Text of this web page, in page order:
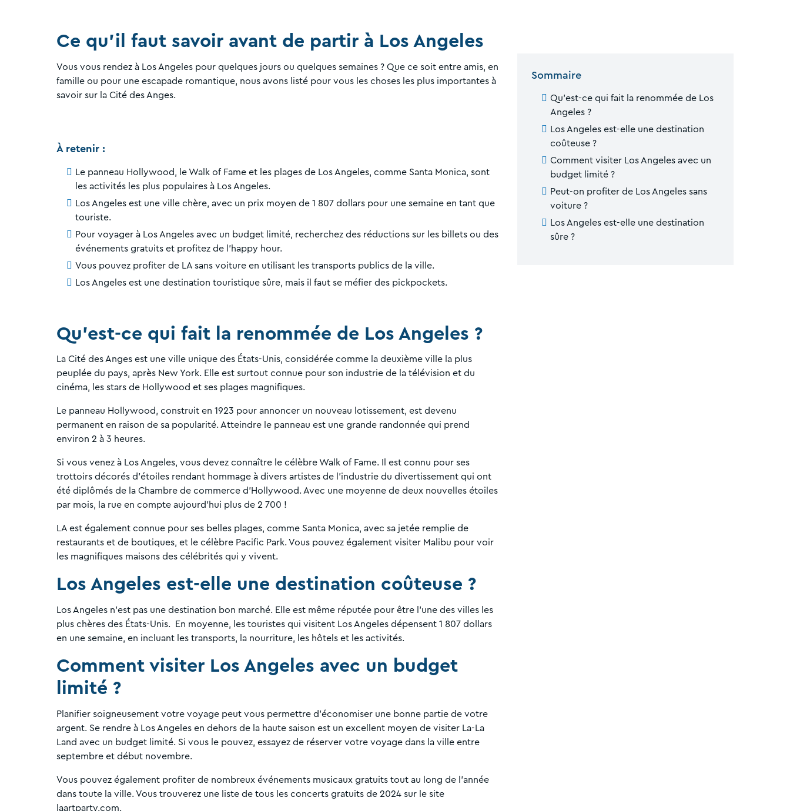
Ce qu'il faut savoir avant de partir à Los Angeles
Vous vous rendez à Los Angeles pour quelques jours ou quelques semaines ? Que ce soit entre amis, en
famille ou pour une escapade romantique, nous avons listé pour vous les choses les plus importantes à
savoir sur la Cité des Anges.
À retenir :
Le panneau Hollywood, le Walk of Fame et les plages de Los Angeles, comme Santa Monica, sont
les activités les plus populaires à Los Angeles.
Los Angeles est une ville chère, avec un prix moyen de 1 807 dollars pour une semaine en tant que
touriste.
Pour voyager à Los Angeles avec un budget limité, recherchez des réductions sur les billets ou des
événements gratuits et profitez de l'happy hour.
Vous pouvez profiter de LA sans voiture en utilisant les transports publics de la ville.
Los Angeles est une destination touristique sûre, mais il faut se méfier des pickpockets.
Qu'est-ce qui fait la renommée de Los Angeles ?
La Cité des Anges est une ville unique des États-Unis, considérée comme la deuxième ville la plus
peuplée du pays, après New York. Elle est surtout connue pour son industrie de la télévision et du
cinéma, les stars de Hollywood et ses plages magnifiques.
Le panneau Hollywood, construit en 1923 pour annoncer un nouveau lotissement, est devenu
permanent en raison de sa popularité. Atteindre le panneau est une grande randonnée qui prend
environ 2 à 3 heures.
Si vous venez à Los Angeles, vous devez connaître le célèbre Walk of Fame. Il est connu pour ses
trottoirs décorés d'étoiles rendant hommage à divers artistes de l'industrie du divertissement qui ont
été diplômés de la Chambre de commerce d'Hollywood. Avec une moyenne de deux nouvelles étoiles
par mois, la rue en compte aujourd'hui plus de 2 700 !
LA est également connue pour ses belles plages, comme Santa Monica, avec sa jetée remplie de
restaurants et de boutiques, et le célèbre Pacific Park. Vous pouvez également visiter Malibu pour voir
les magnifiques maisons des célébrités qui y vivent.
Los Angeles est-elle une destination coûteuse ?
Los Angeles n'est pas une destination bon marché. Elle est même réputée pour être l'une des villes les
plus chères des États-Unis. En moyenne, les touristes qui visitent Los Angeles dépensent 1 807 dollars
en une semaine, en incluant les transports, la nourriture, les hôtels et les activités.
Comment visiter Los Angeles avec un budget
limité ?
Planifier soigneusement votre voyage peut vous permettre d'économiser une bonne partie de votre
argent. Se rendre à Los Angeles en dehors de la haute saison est un excellent moyen de visiter La-La
Land avec un budget limité. Si vous le pouvez, essayez de réserver votre voyage dans la ville entre
septembre et début novembre.
Vous pouvez également profiter de nombreux événements musicaux gratuits tout au long de l'année
dans toute la ville. Vous trouverez une liste de tous les concerts gratuits de 2024 sur le site
laartparty.com.
Sommaire
Qu'est-ce qui fait la renommée de Los
Angeles ?
Los Angeles est-elle une destination
coûteuse ?
Comment visiter Los Angeles avec un
budget limité ?
Peut-on profiter de Los Angeles sans
voiture ?
Los Angeles est-elle une destination
sûre ?